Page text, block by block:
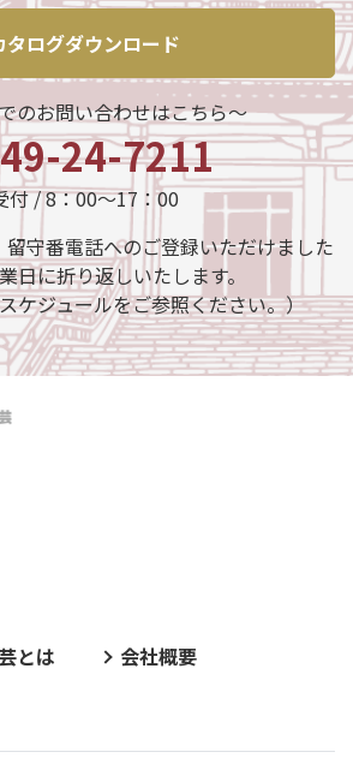
タログダウンロード
のお問い合わせはこちら～
24-7211
付 / 8：00～17：00
守番電話へのご登録いただけました
日に折り返しいたします。
ケジュールをご参照ください。）
とは
会社概要